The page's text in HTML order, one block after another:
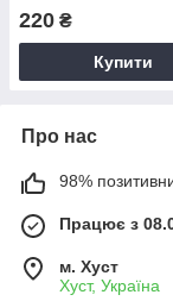
220 ₴
Купити
Про нас
98%
Працює з
м. Хуст
Хуст, Україна